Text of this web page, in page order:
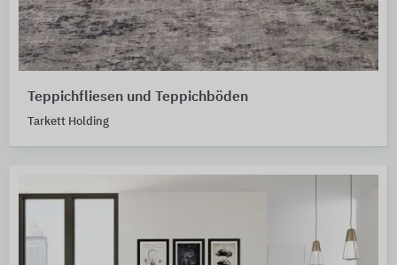
Teppichfliesen und Teppichböden
Tarkett Holding